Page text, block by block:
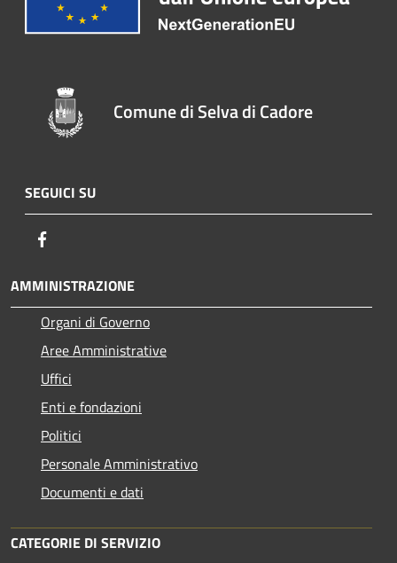
Comune di Selva di Cadore
SEGUICI SU
AMMINISTRAZIONE
Organi di Governo
Aree Amministrative
Uffici
Enti e fondazioni
Politici
Personale Amministrativo
Documenti e dati
CATEGORIE DI SERVIZIO